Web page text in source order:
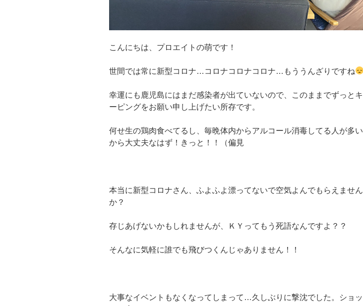
こんにちは、プロエイトの萌です！
世間では常に新型コロナ…コロナコロナコロナ…もううんざりですね
幸運にも鹿児島にはまだ感染者が出ていないので、このままでずっとキ
ーピングをお願い申し上げたい所存です。
何せ生の鶏肉食べてるし、毎晩体内からアルコール消毒してる人が多い
から大丈夫なはず！きっと！！（偏見
本当に新型コロナさん、ふよふよ漂ってないで空気よんでもらえません
か？
存じあげないかもしれませんが、ＫＹってもう死語なんですよ？？
そんなに気軽に誰でも飛びつくんじゃありません！！
大事なイベントもなくなってしまって…久しぶりに撃沈でした。ショッ